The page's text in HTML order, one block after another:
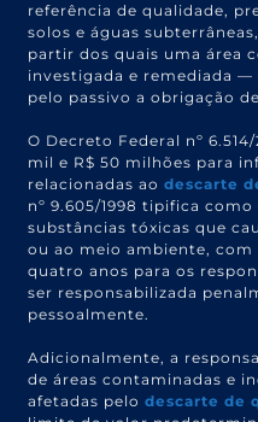
referência de qualidade,
solos e águas
partir dos quais uma área
investigada e remediada
pelo passivo a obrigação
O Decreto Federal nº
mil e R$ 50 milhões para
relacionadas aodescarte
nº 9.605/1998 tipifica
substâncias tóxicas que
ou ao meio ambiente, com
quatro anos para os
ser responsabilizada
pessoalmente.
Adicionalmente, a
de áreas contaminadas e
afetadas pelodescarte de